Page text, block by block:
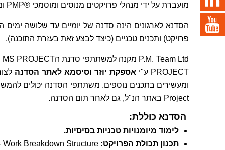
מועברת על ידי מנהלי פרויקטים מנוסים ומוסמכי ®PMP ומשלבת בין תאוריה לפרקטיקה.
הסדנא לארגונים הינה סדנה של יומיים עד שלושה ימים
פרויקט) ותכנים טכניים (כיצד לבצע זאת בעזרת התוכנה).
PROJECT ע"י
אספקת יוזר וסיסמא לאתר הסדנה
Project באתר הנ"ל, גם לאחר תום הסדנה.
הסדנא כוללת:
לימוד מיומנויות טכניות בסיסיות.
תכנון תכולת הפרויקט: